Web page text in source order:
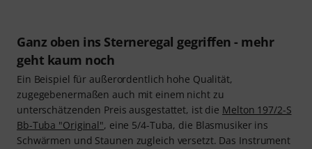
Melton 2011RA-L Bb-Tuba (Art.Nr. 2315654)